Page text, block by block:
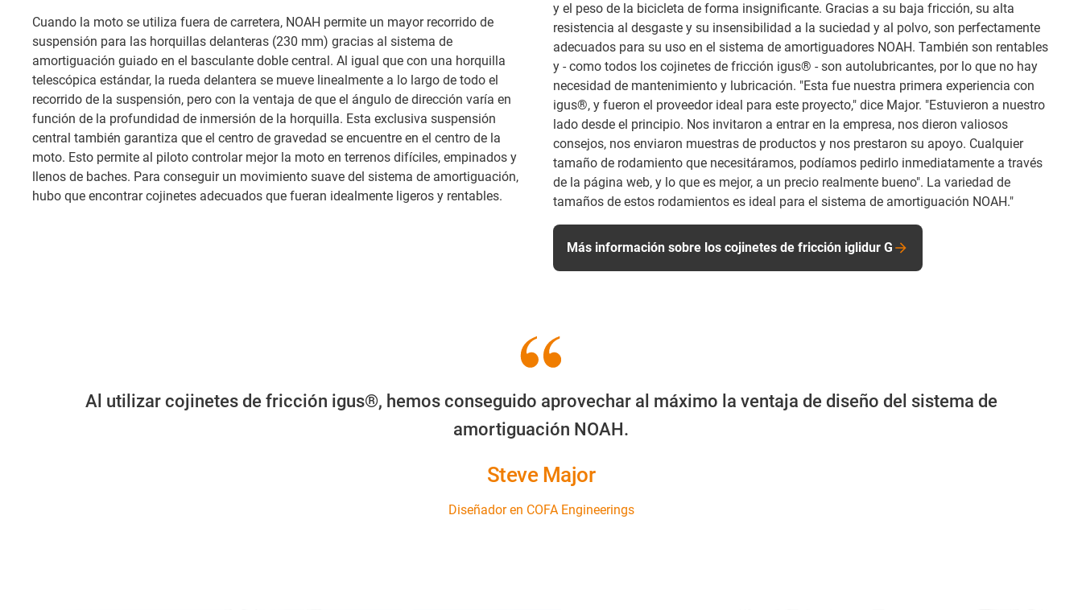
Cuando la moto se utiliza fuera de carretera, NOAH permite un mayor recorrido de
suspensión para las horquillas delanteras (230 mm) gracias al sistema de
amortiguación guiado en el basculante doble central. Al igual que con una horquilla
telescópica estándar, la rueda delantera se mueve linealmente a lo largo de todo el
recorrido de la suspensión, pero con la ventaja de que el ángulo de dirección varía en
función de la profundidad de inmersión de la horquilla. Esta exclusiva suspensión
central también garantiza que el centro de gravedad se encuentre en el centro de la
moto. Esto permite al piloto controlar mejor la moto en terrenos difíciles, empinados y
llenos de baches. Para conseguir un movimiento suave del sistema de amortiguación,
hubo que encontrar cojinetes adecuados que fueran idealmente ligeros y rentables.
y el peso de la bicicleta de forma insignificante. Gracias a su baja fricción, su alta
resistencia al desgaste y su insensibilidad a la suciedad y al polvo, son perfectamente
adecuados para su uso en el sistema de amortiguadores NOAH. También son rentables
y - como todos los cojinetes de fricción igus® - son autolubricantes, por lo que no hay
necesidad de mantenimiento y lubricación. "Esta fue nuestra primera experiencia con
igus®, y fueron el proveedor ideal para este proyecto," dice Major. "Estuvieron a nuestro
lado desde el principio. Nos invitaron a entrar en la empresa, nos dieron valiosos
consejos, nos enviaron muestras de productos y nos prestaron su apoyo. Cualquier
tamaño de rodamiento que necesitáramos, podíamos pedirlo inmediatamente a través
de la página web, y lo que es mejor, a un precio realmente bueno". La variedad de
tamaños de estos rodamientos es ideal para el sistema de amortiguación NOAH."
Más información sobre los cojinetes de fricción iglidur G
Al utilizar cojinetes de fricción igus®, hemos conseguido aprovechar al máximo la ventaja de diseño del sistema de
amortiguación NOAH.
Steve Major
Diseñador en COFA Engineerings